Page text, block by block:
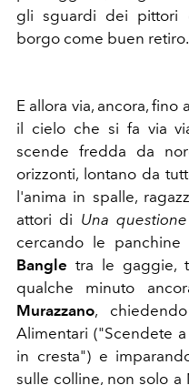
gli sguardi dei pittori
borgo come buen retiro.
E allora via, ancora, fino
il cielo che si fa via
scende fredda da
orizzonti, lontano da
l'anima in spalle,
attori di Una
cercando le
Bangle tra le gaggie,
qualche minuto
Murazzano,
Alimentari ("Scendete
in cresta") e
sulle colline, non solo a